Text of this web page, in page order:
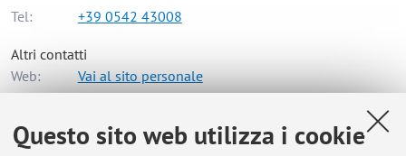
Questo sito web utilizza i cookie
Tel:
+39 0542 43008
Altri contatti
Web:
Vai al sito personale
Dipartimento di Architettura